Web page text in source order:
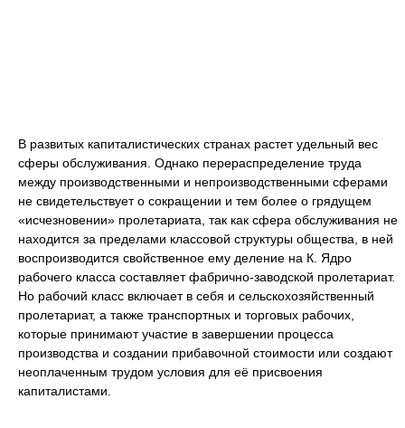
В развитых капиталистических странах растет удельный вес
сферы обслуживания. Однако перераспределение труда
между производственными и непроизводственными сферами
не свидетельствует о сокращении и тем более о грядущем
«исчезновении» пролетариата, так как сфера обслуживания не
находится за пределами классовой структуры общества, в ней
воспроизводится свойственное ему деление на К. Ядро
рабочего класса составляет фабрично-заводской пролетариат.
Но рабочий класс включает в себя и сельскохозяйственный
пролетариат, а также транспортных и торговых рабочих,
которые принимают участие в завершении процесса
производства и создании прибавочной стоимости или создают
неоплаченным трудом условия для её присвоения
капиталистами.